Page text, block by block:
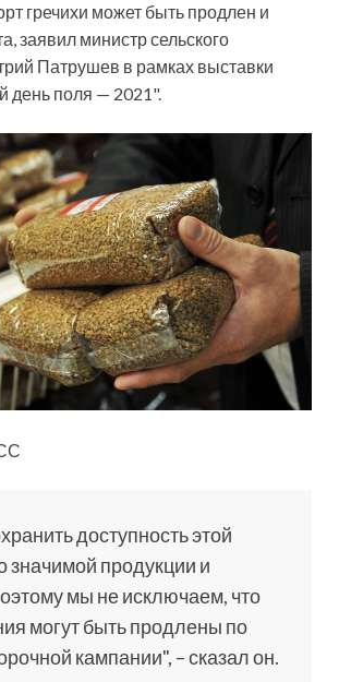
гречихи может быть продлен и
заявил министр сельского
Патрушев в рамках выставки
день поля — 2021".
доступность этой
значимой продукции и
мы не исключаем, что
могут быть продлены по
кампании", – сказал он.